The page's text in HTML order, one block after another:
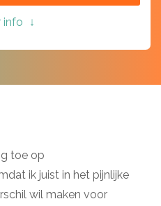
info
toe op
ik juist in het pijnlijke
wil maken voor